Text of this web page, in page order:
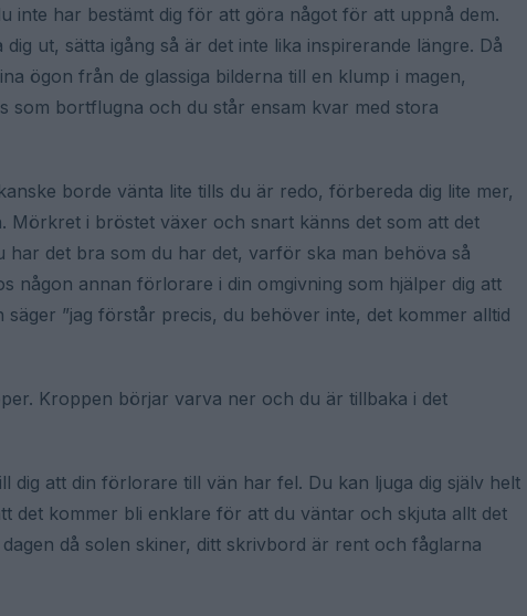
inte har bestämt dig för att göra något för att uppnå dem.
ut, sätta igång så är det inte lika inspirerande längre. Då
ögon från de glassiga bilderna till en klump i magen,
som bortflugna och du står ensam kvar med stora
borde vänta lite tills du är redo, förbereda dig lite mer,
Mörkret i bröstet växer och snart känns det som att det
det bra som du har det, varför ska man behöva så
någon annan förlorare i din omgivning som hjälper dig att
”jag förstår precis, du behöver inte, det kommer alltid
Kroppen börjar varva ner och du är tillbaka i det
dig att din förlorare till vän har fel. Du kan ljuga dig själv helt
det kommer bli enklare för att du väntar och skjuta allt det
då solen skiner, ditt skrivbord är rent och fåglarna